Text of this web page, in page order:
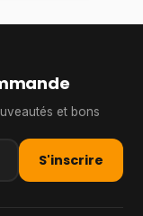
et bons
S'inscrire